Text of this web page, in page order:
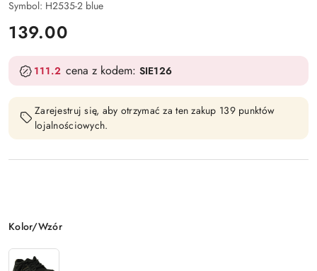
Symbol: H2535-2 blue
cena:
139.00
111.2 cena z kodem: SIE126
Zarejestruj się, aby otrzymać za ten zakup 139 punktów
lojalnościowych.
Wariant
Kolor/Wzór